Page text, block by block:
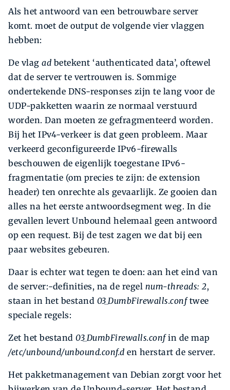
Als het antwoord van een betrouwbare server
komt. moet de output de volgende vier vlaggen
hebben:
De vlag ad betekent ‘authenticated data’, oftewel
dat de server te vertrouwen is. Sommige
ondertekende DNS-responses zijn te lang voor de
UDP-pakketten waarin ze normaal verstuurd
worden. Dan moeten ze gefragmenteerd worden.
Bij het IPv4-verkeer is dat geen probleem. Maar
verkeerd geconfigureerde IPv6-firewalls
beschouwen de eigenlijk toegestane IPv6-
fragmentatie (om precies te zijn: de extension
header) ten onrechte als gevaarlijk. Ze gooien dan
alles na het eerste antwoordsegment weg. In die
gevallen levert Unbound helemaal geen antwoord
op een request. Bij de test zagen we dat bij een
paar websites gebeuren.
Daar is echter wat tegen te doen: aan het eind van
de server:-definities, na de regel num-threads: 2,
staan in het bestand 03_DumbFirewalls.conftwee
speciale regels:
Zet het bestand 03_DumbFirewalls.confin de map
/etc/unbound/unbound.conf.d en herstart de server.
Het pakketmanagement van Debian zorgt voor het